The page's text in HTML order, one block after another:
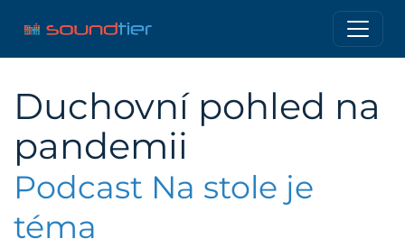
Duchovní pohled na
pandemii
Podcast Na stole je
téma